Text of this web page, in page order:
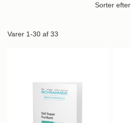
Varer 1-30 af 33
Sorter efter